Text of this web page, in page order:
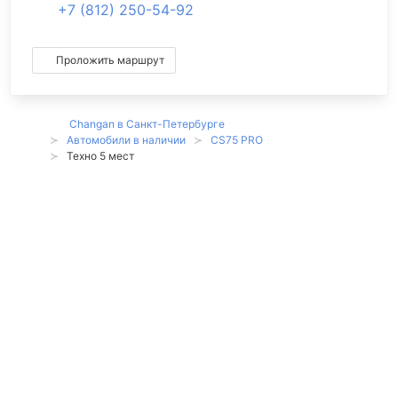
+7 (812) 250-54-92
Проложить маршрут
Changan в Санкт-Петербурге
Автомобили в наличии
CS75 PRO
Техно 5 мест